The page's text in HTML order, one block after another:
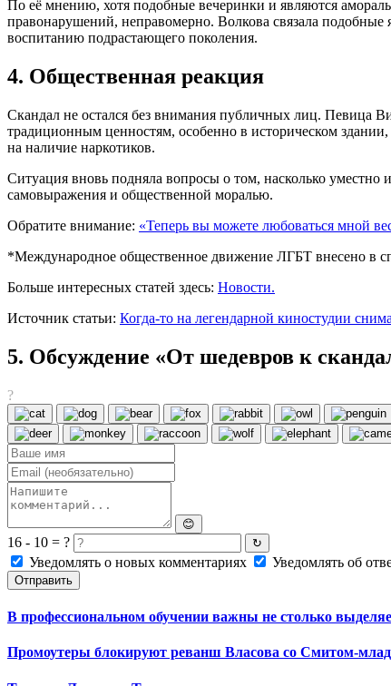
По её мнению, хотя подобные вечеринки и являются
правонарушений, неправомерно. Волкова связала подобные
воспитанию подрастающего поколения.
4. Общественная реакция
Скандал не остался без внимания публичных лиц. Певица
традиционным ценностям, особенно в историческом
на наличие наркотиков.
Ситуация вновь подняла вопросы о том, насколько уместно
самовыражения и общественной моралью.
Обратите внимание: «Теперь вы можете любоваться мной
*Международное общественное движение ЛГБТ внесено в
Больше интересных статей здесь: Новости.
Источник статьи: Когда-то на легендарной киностудии
5. Обсуждение «От шедевров к
?
😊
16 - 10 = ? ↻
Уведомлять о новых комментариях Уведомлять об
Отправить
В профессиональном обучении важны не столько
Промоутеры блокируют реванш Власова со Смитом-